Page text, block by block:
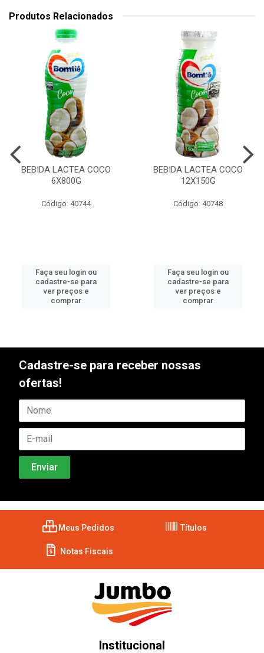
Produtos Relacionados
BEBIDA LACTEA COCO
6X800G
Código: 40744
Faça seu login ou
cadastre-se para
ver preços e
comprar
BEBIDA LACTEA COCO
12X150G
Código: 40748
Faça seu login ou
cadastre-se para
ver preços e
comprar
Cadastre-se para receber nossas
ofertas!
Meus Pedidos Títulos
Notas Fiscais
Institucional